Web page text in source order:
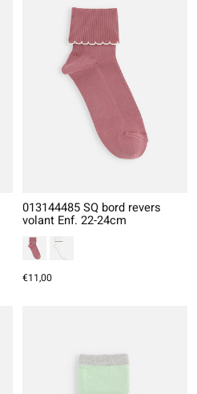
013144485 SQ bord revers
volant Enf. 22-24cm
€11,00